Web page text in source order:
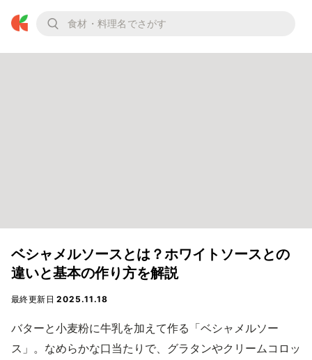
ベシャメルソースとは？ホワイトソースとの
違いと基本の作り方を解説
最終更新日2025.11.18
バターと小麦粉に牛乳を加えて作る「ベシャメルソー
ス」。なめらかな口当たりで、グラタンやクリームコロッ